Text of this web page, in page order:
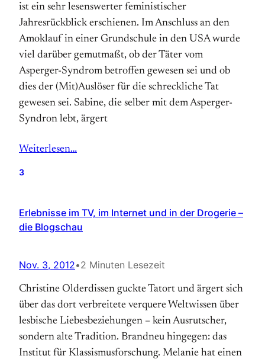
ist ein sehr lesenswerter feministischer
Jahresrückblick erschienen. Im Anschluss an den
Amoklauf in einer Grundschule in den USA wurde
viel darüber gemutmaßt, ob der Täter vom
Asperger-Syndrom betroffen gewesen sei und ob
dies der (Mit)Auslöser für die schreckliche Tat
gewesen sei. Sabine, die selber mit dem Asperger-
Syndron lebt, ärgert
Weiterlesen…
3
Erlebnisse im TV, im Internet und in der Drogerie –
die Blogschau
Nov. 3, 2012•2 Minuten Lesezeit
Christine Olderdissen guckte Tatort und ärgert sich
über das dort verbreitete verquere Weltwissen über
lesbische Liebesbeziehungen – kein Ausrutscher,
sondern alte Tradition. Brandneu hingegen: das
Institut für Klassismusforschung. Melanie hat einen